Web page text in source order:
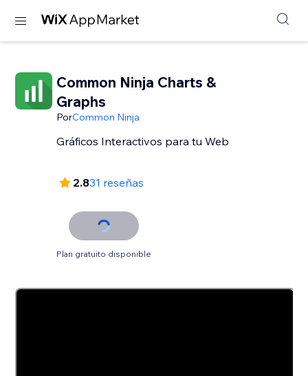
Common Ninja Charts &
Graphs
PorCommon Ninja
Gráficos Interactivos para tu Web
2.831 reseñas
Plan gratuito disponible